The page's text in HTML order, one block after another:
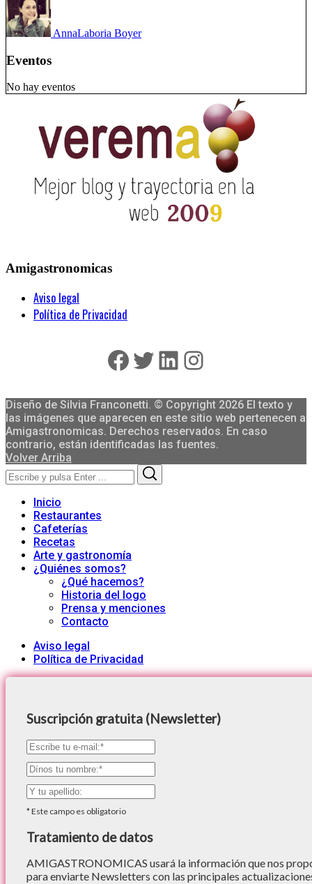
AnnaLaboria Boyer
Eventos
No hay eventos
Amigastronomicas
Aviso legal
Política de Privacidad
Facebook
Twitter
LinkedIn
Instagram
Diseño de Silvia Franconetti. © Copyright 2026 El texto y
las imágenes que aparecen en este sitio web pertenecen a
Amigastronomicas. Derechos reservados. En caso
contrario, están identificadas las fuentes.
Volver Arriba
Search
for:
Inicio
Restaurantes
Cafeterías
Recetas
Arte y gastronomía
¿Quiénes somos?
¿Qué hacemos?
Historia del logo
Prensa y menciones
Contacto
Aviso legal
Política de Privacidad
Suscripción gratuita (Newsletter)
*Este campo es obligatorio
Tratamiento de datos
AMIGASTRONOMICAS usará la información que nos
para enviarte Newsletters con las principales